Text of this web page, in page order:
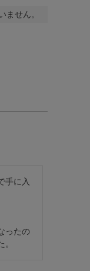
ません。
手に入
ったの